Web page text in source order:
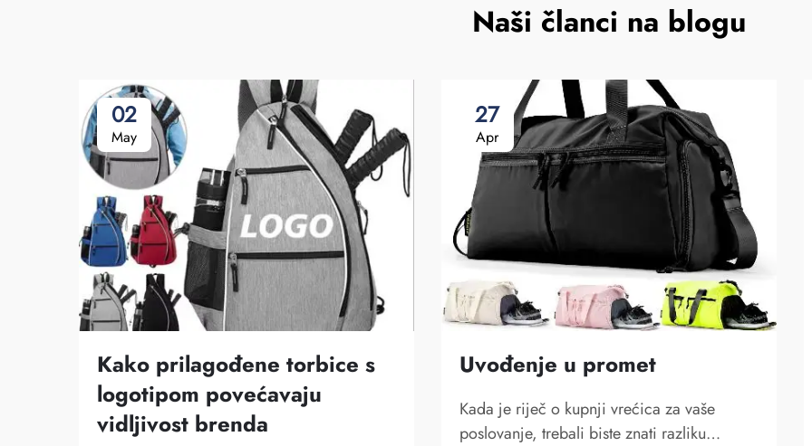
Naši članci na blogu
02
May
Kako prilagođene torbice s
logotipom povećavaju
vidljivost brenda
27
Apr
Uvođenje u promet
Kada je riječ o kupnji vrećica za vaše
poslovanje, trebali biste znati razliku